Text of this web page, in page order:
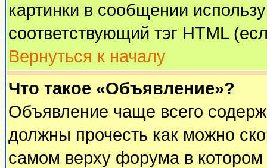
картинки в сообщении
соответствующий тэг HTML
Вернуться к началу
Что такое «Объявление»?
Объявление чаще всего
должны прочесть как можно
самом верху форума в